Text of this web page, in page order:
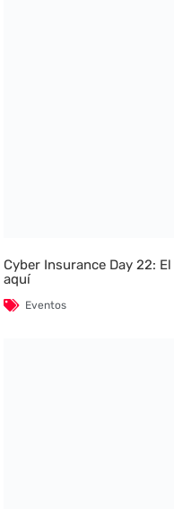
Cyber Insurance Day 22:
aquí
Eventos